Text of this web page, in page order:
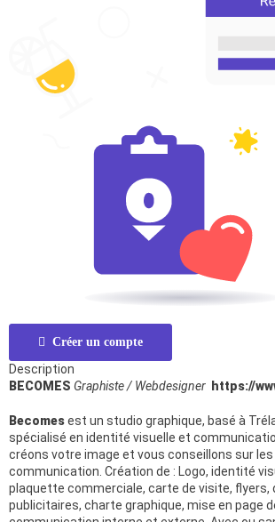
Créer un compte
Description
BECOMES Graphiste / Webdesigner https://
Becomesest un studio graphique, basé à
spécialisé en identité visuelle et
créons votre image et vous conseillons sur
communication. Création de : Logo, identité
plaquette commerciale, carte de visite, flyers,
publicitaires, charte graphique, mise en page